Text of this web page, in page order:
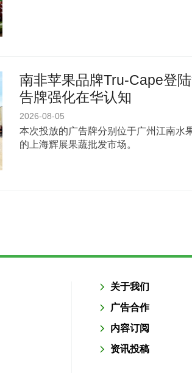
南非苹果品牌Tru-Cape登
告牌强化在华认知
2026-08-05
本次投放的广告牌分别位于广州江南水
的上海辉展果蔬批发市场。
关于我们
广告合作
内容订阅
资讯投稿